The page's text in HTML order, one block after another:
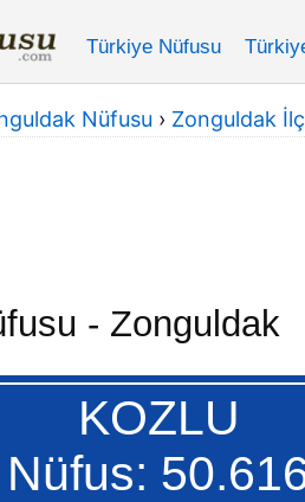
Türkiye Nüfusu
Nüfusu › Zonguldak
- Zonguldak
KOZLU
Nüfus: